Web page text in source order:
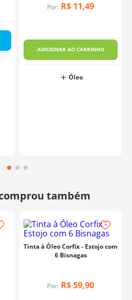
Por: R$ 11,49
ADICIONAR AO CARRINHO
Óleo
Tinta à Óleo Corfix - Estojo com
6 Bisnagas
Por: R$59,90